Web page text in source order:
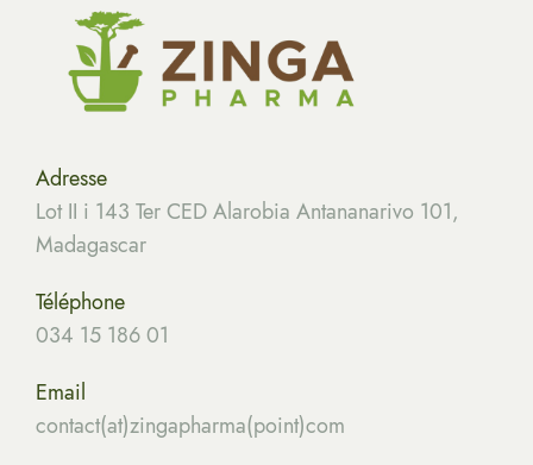
Adresse
Lot II i 143 Ter CED Alarobia Antananarivo 101,
Madagascar
Téléphone
034 15 186 01
Email
contact(at)zingapharma(point)com